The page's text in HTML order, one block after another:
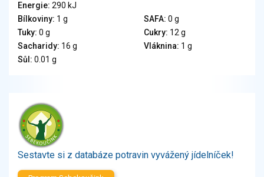
Veganské a vegetariánské výrobky
Tuky
Obiloviny, mouka, cereální výrobky
Chléb, pečivo, křehké chleby, pufované výrobky
Ořechy, semena
Zelenina
Brambory, luštěniny, houby
Sladkosti, slané výrobky
Energie: 290 kJ
Bílkoviny: 1 g SAFA: 0 g
Tuky: 0 g Cukry: 12 g
Sacharidy: 16 g Vláknina: 1 g
Sůl: 0.01 g
Sestavte si z databáze potravin vyvážený jídelníček!